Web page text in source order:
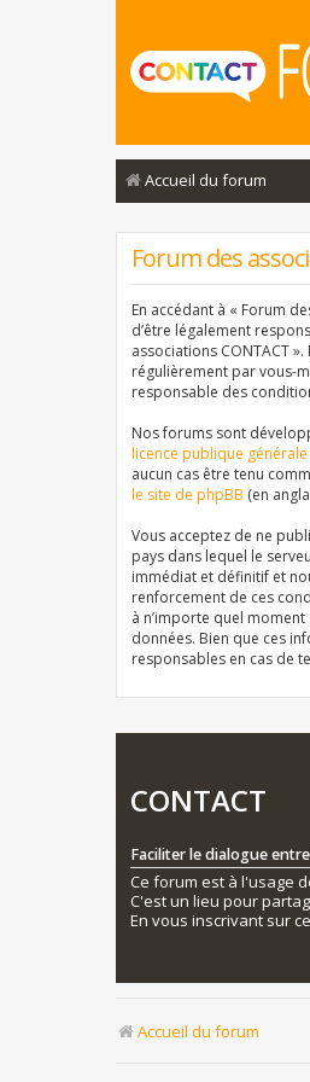
Accueil du forum
Forum des
En accédant à « Forum
d’être légalement
associations CONTACT
régulièrement par vous-
responsable des
Nos forums sont
licence publique générale
aucun cas être tenu
le site de phpBB (en
Vous acceptez de ne
pays dans lequel le
immédiat et définitif et
renforcement de ces
à n’importe quel
données. Bien que ces
responsables en cas de
CONTACT
Faciliter le dialogue
Ce forum est à l'usage
C'est un lieu pour
En vous inscrivant sur
Accueil du forum